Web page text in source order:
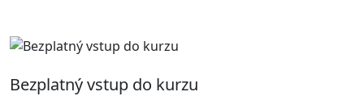
Bezplatný vstup do kurzu